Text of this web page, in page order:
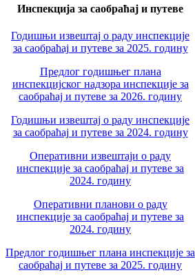
Инспекција за саобраћај и путеве
Годишњи извештај о раду инспекције
за саобраћај и путеве за 2025. годину
Предлог годишњег плана
инспекцијског надзора инспекције за
саобраћај и путеве за 2026. годину
Годишњи извештај о раду инспекције
за саобраћај и путеве за 2024. годину
Оперативни извештаји о раду
инспекције за саобраћај и путеве за
2024. годину
Оперативни планови о раду
инспекције за саобраћај и путеве за
2024. годину
Предлог годишњег плана инспекције за
саобраћај и путеве за 2025. годину